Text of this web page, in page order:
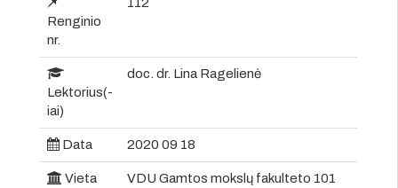
Renginio
nr.
Lektorius(-
iai)
doc. dr. Lina Ragelienė
Data 2020 09 18
Vieta
VDU Gamtos mokslų fakulteto 101